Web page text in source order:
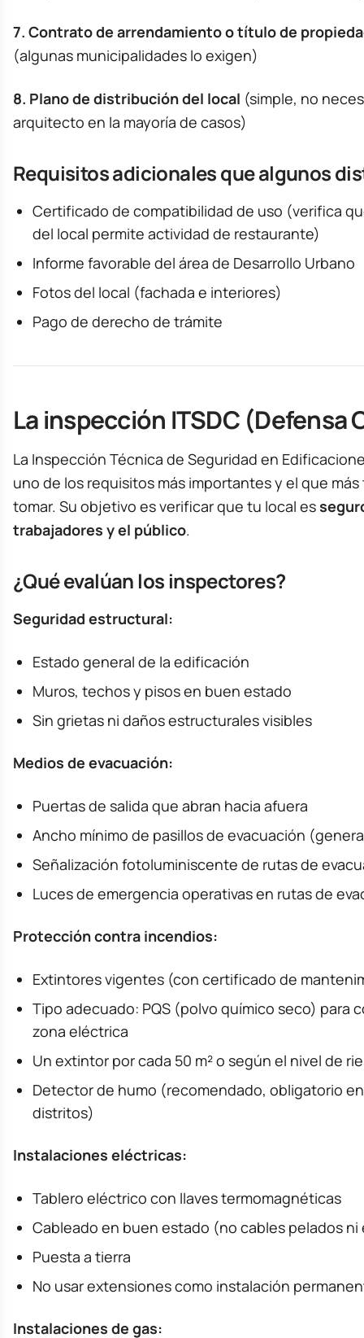
7. Contrato de arrendamiento o título de
(algunas municipalidades lo exigen)
8. Plano de distribución del local (simple, no
arquitecto en la mayoría de casos)
Requisitos adicionales que algunos
Certificado de compatibilidad de uso (verifica
del local permite actividad de restaurante)
Informe favorable del área de Desarrollo Urbano
Fotos del local (fachada e interiores)
Pago de derecho de trámite
La inspección ITSDC (Defensa
La Inspección Técnica de Seguridad en
uno de los requisitos más importantes y el que
tomar. Su objetivo es verificar que tu local es
trabajadores y el público.
¿Qué evalúan los inspectores?
Seguridad estructural:
Estado general de la edificación
Muros, techos y pisos en buen estado
Sin grietas ni daños estructurales visibles
Medios de evacuación:
Puertas de salida que abran hacia afuera
Ancho mínimo de pasillos de evacuación
Señalización fotoluminiscente de rutas de
Luces de emergencia operativas en rutas de
Protección contra incendios:
Extintores vigentes (con certificado de
Tipo adecuado: PQS (polvo químico seco) para
zona eléctrica
Un extintor por cada 50 m² o según el nivel de
Detector de humo (recomendado, obligatorio
distritos)
Instalaciones eléctricas:
Tablero eléctrico con llaves termomagnéticas
Cableado en buen estado (no cables pelados
Puesta a tierra
No usar extensiones como instalación
Instalaciones de gas: